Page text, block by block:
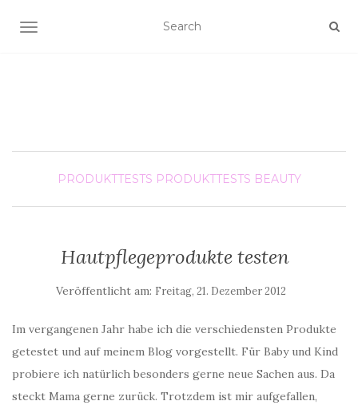
SCHALTE NAVIGATION
PRODUKTTESTS PRODUKTTESTS BEAUTY
Hautpflegeprodukte testen
Veröffentlicht am: Freitag, 21. Dezember 2012
Im vergangenen Jahr habe ich die verschiedensten Produkte
getestet und auf meinem Blog vorgestellt. Für Baby und Kind
probiere ich natürlich besonders gerne neue Sachen aus. Da
steckt Mama gerne zurück. Trotzdem ist mir aufgefallen,